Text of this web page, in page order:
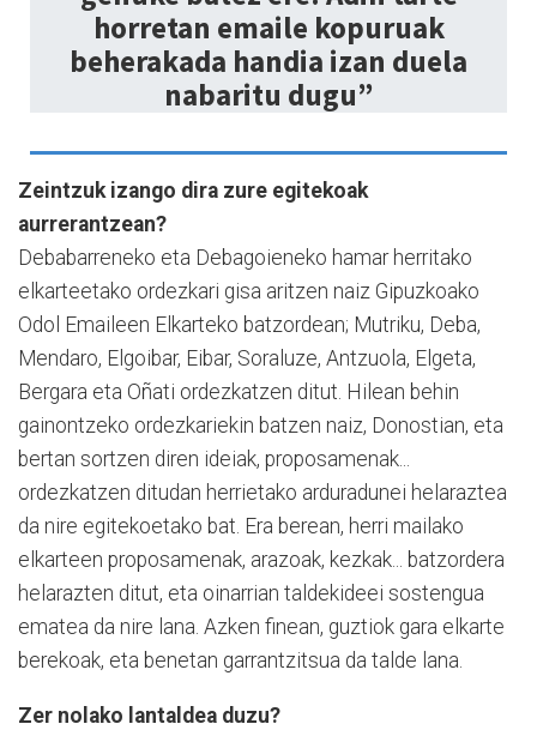
horretan emaile kopuruak
beherakada handia izan duela
nabaritu dugu”
Zeintzuk izango dira zure egitekoak
aurrerantzean?
Debabarreneko eta Debagoieneko hamar herritako
elkarteetako ordezkari gisa aritzen naiz Gipuzkoako
Odol Emaileen Elkarteko batzordean; Mutriku, Deba,
Mendaro, Elgoibar, Eibar, Soraluze, Antzuola, Elgeta,
Bergara eta Oñati ordezkatzen ditut. Hilean behin
gainontzeko ordezkariekin batzen naiz, Donostian, eta
bertan sortzen diren ideiak, proposamenak...
ordezkatzen ditudan herrietako arduradunei helaraztea
da nire egitekoetako bat. Era berean, herri mailako
elkarteen proposamenak, arazoak, kezkak... batzordera
helarazten ditut, eta oinarrian taldekideei sostengua
ematea da nire lana. Azken finean, guztiok gara elkarte
berekoak, eta benetan garrantzitsua da talde lana.
Zer nolako lantaldea duzu?